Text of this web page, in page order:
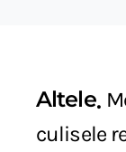
Altele
culisele